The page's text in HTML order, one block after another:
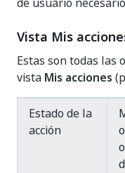
Vista Mis
Estas son todas las
vista Mis acciones
Estado de la
acción